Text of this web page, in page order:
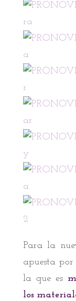
Para la
apuesta
la que es
los